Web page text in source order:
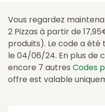
Vous regardez
2 Pizzas à partir de
produits). Le code a
le 04/06/24. En plus de
encore 7 autres Codes
offre est valable